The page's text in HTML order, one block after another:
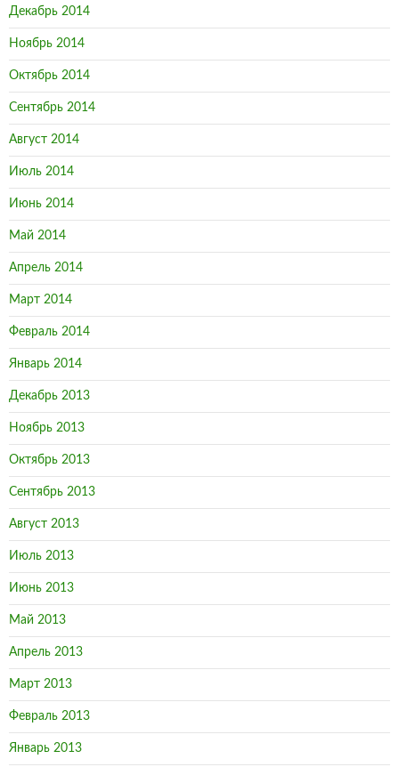
Декабрь 2014
Ноябрь 2014
Октябрь 2014
Сентябрь 2014
Август 2014
Июль 2014
Июнь 2014
Май 2014
Апрель 2014
Март 2014
Февраль 2014
Январь 2014
Декабрь 2013
Ноябрь 2013
Октябрь 2013
Сентябрь 2013
Август 2013
Июль 2013
Июнь 2013
Май 2013
Апрель 2013
Март 2013
Февраль 2013
Январь 2013